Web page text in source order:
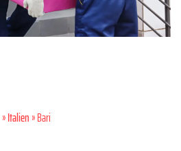
»Italien» Bari